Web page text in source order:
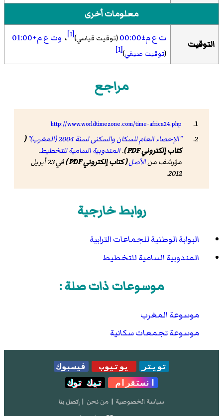
معلومات أخرى
التوقيت ت ع م±00:00 (توقيت قياسي)[1] ، وت ع م+01:00
(توقيت صيفي)
[1]
مراجع
http://www.worldtimezone.com/time-africa24.php
"الإحصاء العام للسكان والسكنى لسنة 2004 (المغرب)"
(
كتاب إلكتروني PDF )
.المندوبية السامية للتخطيط.
مؤرشف منالأصل( كتاب إلكتروني PDF )
في 23 أبريل
2012.
روابط خارجية
البوابة الوطنية للجماعات الترابية
المندوبية السامية للتخطيط
موسوعات ذات صلة :
موسوعة المغرب
موسوعة تجمعات سكانية
تويتر يوتيوب
فيسبوك
انستقرام
تيك توك
سياسة الخصوصية | من نحن | إتصل بنا